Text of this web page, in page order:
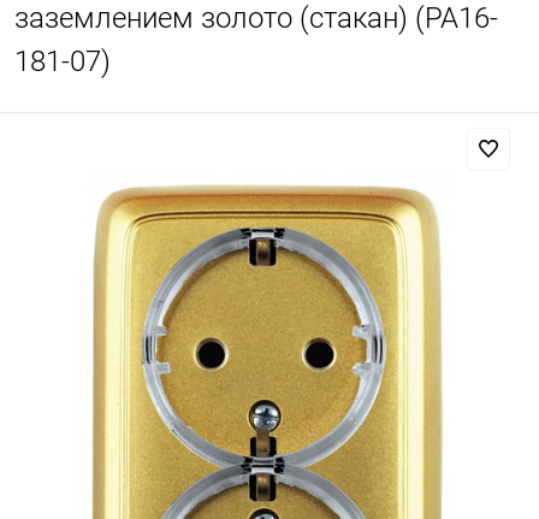
заземлением золото (стакан) (РА16-
181-07)